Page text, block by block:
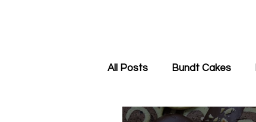
All Posts Bundt Cakes